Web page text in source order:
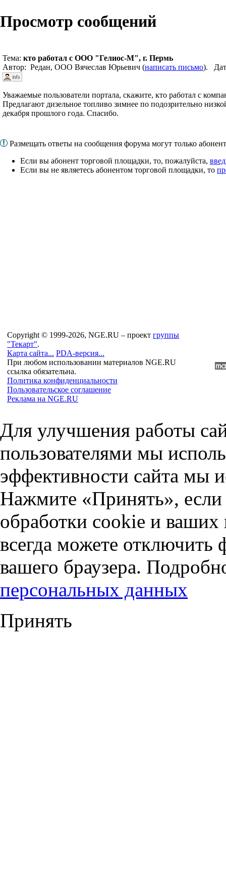
Просмотр сообщений
Тема: кто работал с ООО "Гелиос-М", г. Пермь
Автор: Редан, ООО Вячеслав Юрьевич (написать письмо).
Уважаемые пользователи портала, скажите, кто работал с
Предлагают дизельное топливо зимнее по подозрительно
декабря прошлого года. Спасибо.
Размещать ответы на сообщения форума могут только
Если вы абонент торговой площадки, то, пожалуйста,
Если вы не являетесь абонентом торговой площадки, то
Copyright © 1999-2026, NGE.RU – проект группы
"Текарт".
Карта сайта... PDA-версия...
При любом использовании материалов NGE.RU
ссылка обязательна.
Политика конфиденциальности
Пользовательское соглашение
Реклама на NGE.RU
Для улучшения работы
пользователями мы
эффективности сайта мы
Нажмите «Принять», если
обработки cookie и
всегда можете отключить
вашего браузера.
персональных данных
Принять